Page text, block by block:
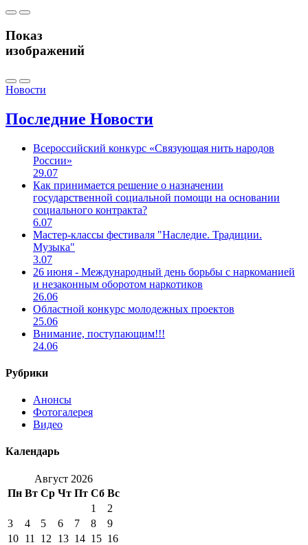
Показ
изображений
Новости
Последние Новости
Всероссийский конкурс «Связующая нить народов
России»
29.07
Как принимается решение о назначении
государственной социальной помощи на основании
социального контракта?
6.07
Мастер-классы фестиваля "Наследие. Традиции.
Музыка"
3.07
26 июня - Международный день борьбы с наркоманией
и незаконным оборотом наркотиков
26.06
Областной конкурс молодежных проектов
25.06
Внимание, поступающим!!!
24.06
Рубрики
Анонсы
Фотогалерея
Видео
Календарь
Август 2026
Пн Вт Ср Чт Пт Сб Вс
1
2
3
4 5 6 7 8
9
10 11 12 13 14 15 16